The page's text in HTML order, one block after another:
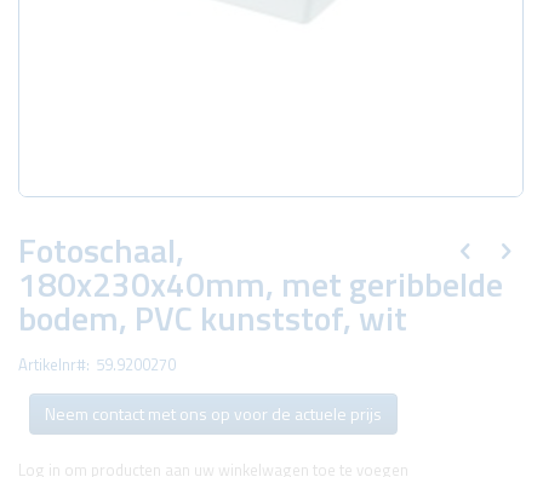
Fotoschaal,
180x230x40mm, met geribbelde
bodem, PVC kunststof, wit
Artikelnr 59.9200270
Neem contact met ons op voor de actuele prijs
Log in om producten aan uw winkelwagen toe te voegen
het
begin
van
de
afbeeldingen-
gallerij